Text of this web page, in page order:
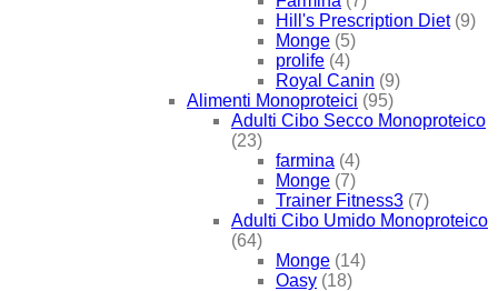
Hill's Prescription Diet (9)
Monge (5)
prolife (4)
Royal Canin (9)
Alimenti Monoproteici (95)
Adulti Cibo Secco Monoproteico
(23)
farmina (4)
Monge (7)
Trainer Fitness3 (7)
Adulti Cibo Umido Monoproteico
(64)
Monge (14)
Oasy (18)